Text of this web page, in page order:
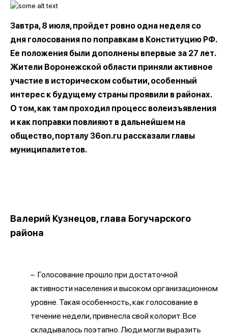
Завтра, 8 июля, пройдет ровно одна неделя со
дня голосования по поправкам в Конституцию РФ.
Ее положения были дополнены впервые за 27 лет.
Жители Воронежской области приняли активное
участие в историческом событии, особенный
интерес к будущему страны проявили в районах.
О том, как там проходил процесс волеизъявления
и как поправки повлияют в дальнейшем на
общество, порталу 36on.ru рассказали главы
муниципалитетов.
Валерий Кузнецов, глава Богучарского
района
– Голосование прошло при достаточной
активности населения и высоком организационном
уровне. Такая особенность, как голосование в
течение недели, привнесла свой колорит. Все
складывалось поэтапно. Люди могли выразить